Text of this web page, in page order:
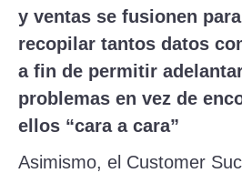
y ventas se fusionen
recopilar tantos datos
a fin de permitir
problemas en vez de
ellos “cara a cara”
Asimismo, el Customer